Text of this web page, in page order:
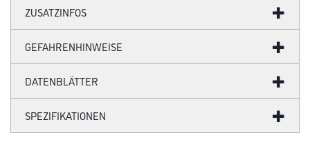
ZUSATZINFOS
GEFAHRENHINWEISE
DATENBLÄTTER
SPEZIFIKATIONEN